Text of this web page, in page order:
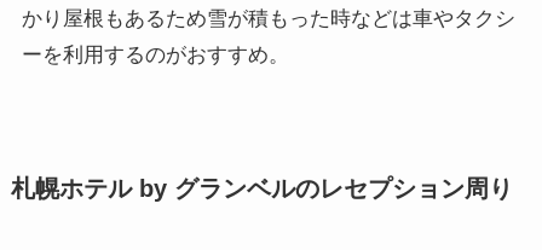
かり屋根もあるため雪が積もった時などは車やタクシ
ーを利用するのがおすすめ。
札幌ホテル by グランベルのレセプション周り